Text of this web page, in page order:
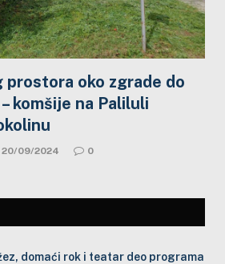
prostora oko zgrade do
komšije na Paliluli
20/09/2024 0
domaći rok i teatar deo programa